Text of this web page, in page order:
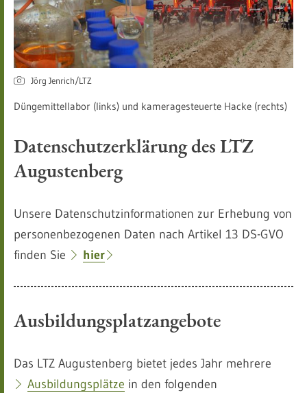
Jörg Jenrich/LTZ
Düngemittellabor (links) und kameragesteuerte Hacke (rechts)
Datenschutzerklärung des LTZ
Augustenberg
Unsere Datenschutzinformationen zur Erhebung von
personenbezogenen Daten nach Artikel 13 DS-GVO
finden Sie
hier
Ausbildungsplatzangebote
Das LTZ Augustenberg bietet jedes Jahr mehrere
Ausbildungsplätze in den folgenden